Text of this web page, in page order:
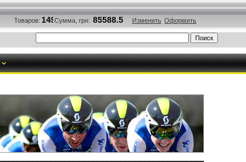
Изменить Оформить
Товаров: Сумма, грн: